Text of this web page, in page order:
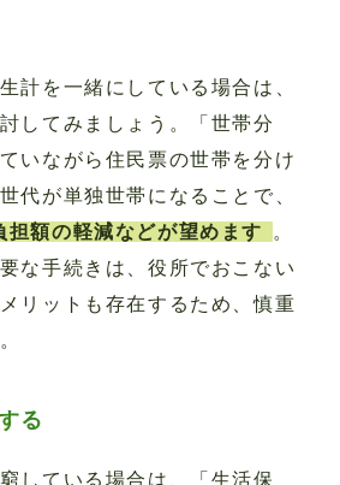
計を一緒にしている場合は、
してみましょう。「世帯分
いながら住民票の世帯を分け
代が単独世帯になることで、
担額の軽減などが望めます
。
な手続きは、役所でおこない
リットも存在するため、慎重
る
している場合は、「生活保